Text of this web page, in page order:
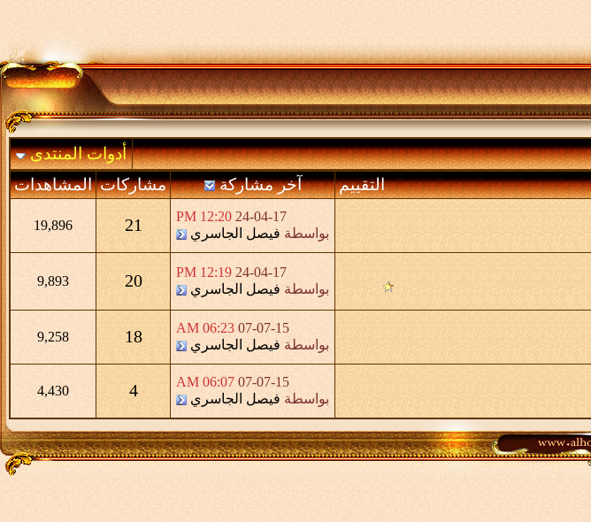
أدوات المنتدى
التقييم
آخر مشاركة مشاركات المشاهدات
24-04-17
12:20 PM
بواسطة فيصل الجاسري 21
19,896
24-04-17
12:19 PM
بواسطة فيصل الجاسري 20
9,893
07-07-15
06:23 AM
بواسطة فيصل الجاسري 18
9,258
07-07-15
06:07 AM
بواسطة فيصل الجاسري 4
4,430